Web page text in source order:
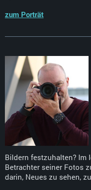
zum Porträt
Bildern festzuhalten? Im
Betrachter seiner Fotos
darin, Neues zu sehen,